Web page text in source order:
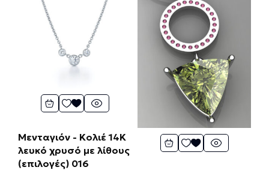
Μενταγιόν - Κολιέ 14Κ
λευκό χρυσό με λίθους
(επιλογές) 016